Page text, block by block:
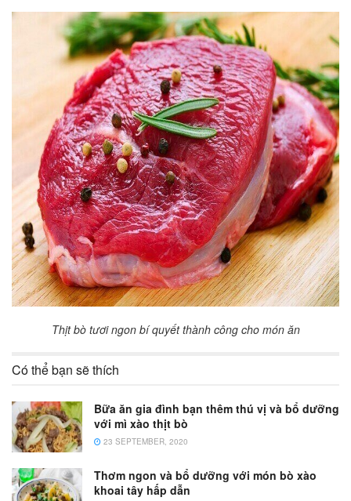
Thịt bò tươi ngon bí quyết thành công cho món ăn
Có thể bạn sẽ thích
Bữa ăn gia đình bạn thêm thú vị và bổ dưỡng
với mì xào thịt bò
23 SEPTEMBER, 2020
Thơm ngon và bổ dưỡng với món bò xào
khoai tây hấp dẫn